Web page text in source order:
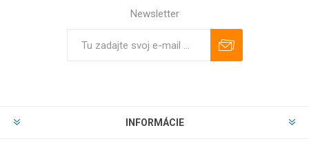
Newsletter
INFORMÁCIE